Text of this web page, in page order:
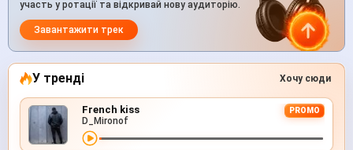
участь у ротації та відкривай нову аудиторію.
Завантажити трек
У тренді Хочу сюди
French kiss PROMO
D_Mironof